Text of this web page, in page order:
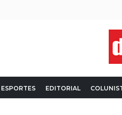
ESPORTES EDITORIAL